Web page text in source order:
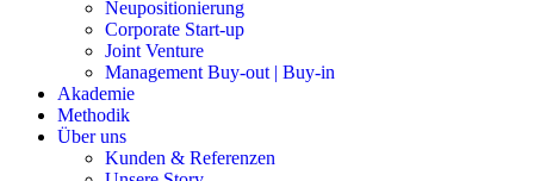
Neupositionierung
Corporate Start-up
Joint Venture
Management Buy-out | Buy-in
Akademie
Methodik
Über uns
Kunden & Referenzen